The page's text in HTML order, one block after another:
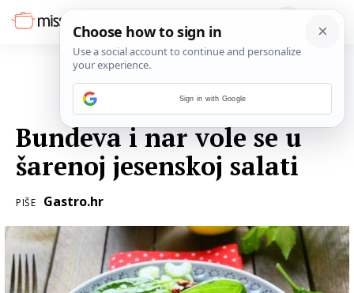
Bundeva i nar vole se u
šarenoj jesenskoj salati
PIŠE Gastro.hr
Sign in with Google